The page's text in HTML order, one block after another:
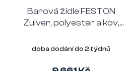
Barová židle FESTON
Zuiver, polyester a kov,
doba dodání do 2 týdnů